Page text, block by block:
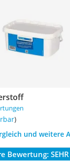
)
und weitere
Bewertung: